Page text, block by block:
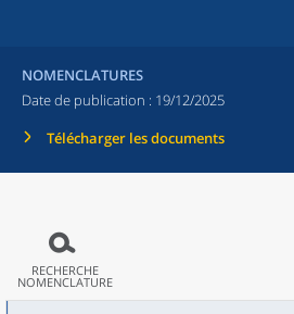
NOMENCLATURES
Date de publication : 19/12/2025
Télécharger les documents
RECHERCHE
NOMENCLATURE